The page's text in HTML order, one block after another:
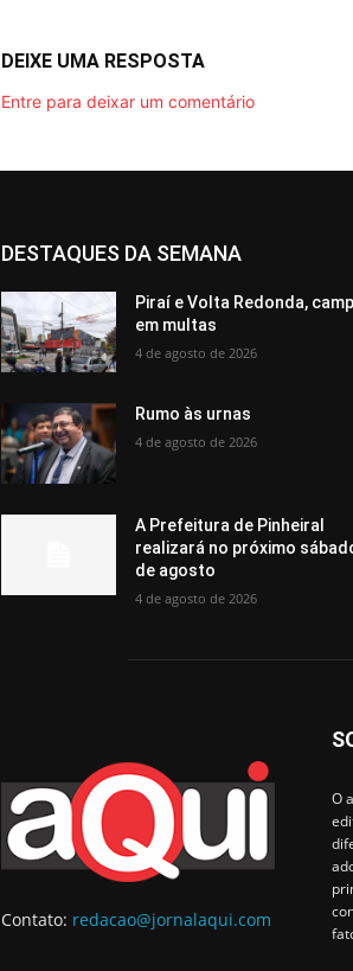
DEIXE UMA RESPOSTA
Entre para deixar um comentário
DESTAQUES DA SEMANA
Piraí e Volta Redonda,
em multas
4 de agosto de 2026
Rumo às urnas
4 de agosto de 2026
A Prefeitura de Pinheiral
realizará no próximo
de agosto
4 de agosto de 2026
Contato: redacao@jornalaqui.com
O